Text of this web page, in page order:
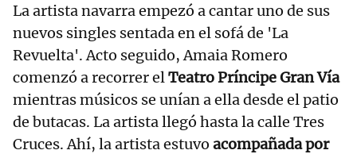
La artista navarra empezó a cantar uno de sus
nuevos singles sentada en el sofá de 'La
Revuelta'. Acto seguido, Amaia Romero
comenzó a recorrer elTeatro Príncipe Gran Vía
mientras músicos se unían a ella desde el patio
de butacas. La artista llegó hasta la calle Tres
Cruces. Ahí, la artista estuvo acompañada por